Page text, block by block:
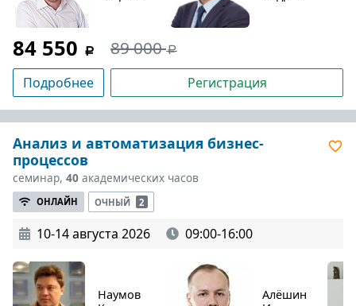
84 550 89 000
Подробнее Регистрация
Анализ и автоматизация бизнес-
процессов
семинар, 40 академических часов
ОНЛАЙН ОЧНЫЙ 2
10-14 августа 2026 09:00-16:00
Наумов
Алёшин